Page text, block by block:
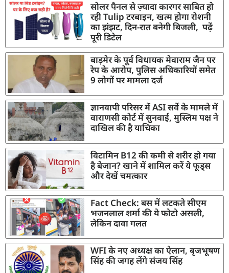
सोलर पैनल से ज़्यादा कारगर साबित हो
रही Tulip टरबाइन, खत्म होगा रोशनी
का झंझट, दिन-रात बनेगी बिजली, पढ़ें
पूरी डिटेल
बाड़मेर के पूर्व विधायक मेवाराम जैन पर
रेप के आरोप, पुलिस अधिकारियों समेत
9 लोगों पर मामला दर्ज
ज्ञानवापी परिसर में ASI सर्वे के मामले में
वाराणसी कोर्ट में सुनवाई, मुस्लिम पक्ष ने
दाखिल की है याचिका
विटामिन B12 की कमी से शरीर हो गया
है बेजान? खाने में शामिल करें ये फूड्स
और देखें चमत्कार
Fact Check: बस में लटकते सीएम
भजनलाल शर्मा की ये फोटो असली,
लेकिन दावा गलत
WFI के नए अध्यक्ष का ऐलान, बृजभूषण
सिंह की जगह लेंगे संजय सिंह